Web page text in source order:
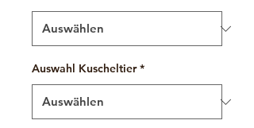
Auswahl Kuscheltier *